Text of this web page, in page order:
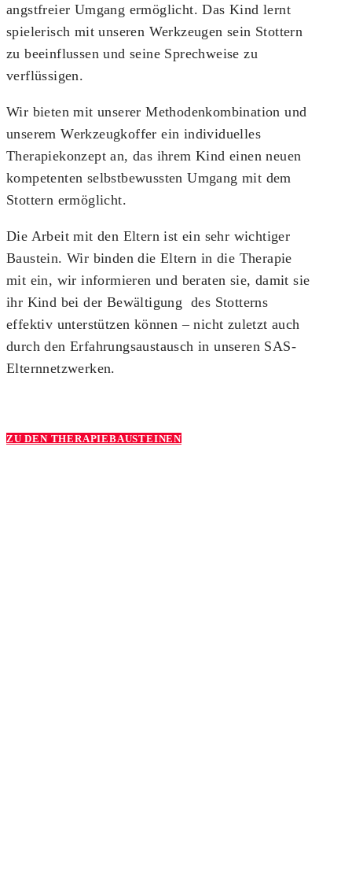
angstfreier Umgang ermöglicht. Das Kind lernt
spielerisch mit unseren Werkzeugen sein Stottern
zu beeinflussen und seine Sprechweise zu
verflüssigen.
Wir bieten mit unserer Methodenkombination und
unserem Werkzeugkoffer ein individuelles
Therapiekonzept an, das ihrem Kind einen neuen
kompetenten selbstbewussten Umgang mit dem
Stottern ermöglicht.
Die Arbeit mit den Eltern ist ein sehr wichtiger
Baustein. Wir binden die Eltern in die Therapie
mit ein, wir informieren und beraten sie, damit sie
ihr Kind bei der Bewältigung des Stotterns
effektiv unterstützen können – nicht zuletzt auch
durch den Erfahrungsaustausch in unseren SAS-
Elternnetzwerken.
ZU DEN THERAPIEBAUSTEINEN